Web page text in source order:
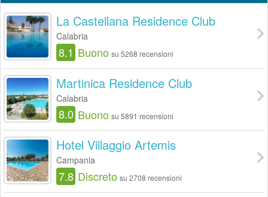
La Castellana Residence Club
Calabria
8.1 Buono su 5268 recensioni
Martinica Residence Club
Calabria
8.0 Buono su 5891 recensioni
Hotel Villaggio Artemis
Campania
7.8 Discreto su 2708 recensioni